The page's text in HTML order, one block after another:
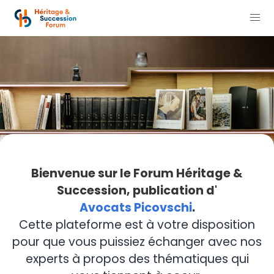
Bienvenue sur le Forum Héritage &
Succession, publication d'
Avocats Picovschi.
Cette plateforme est à votre disposition
pour que vous puissiez échanger avec nos
experts à propos des thématiques qui